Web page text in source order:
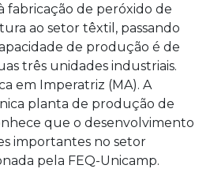
fabricação de peróxido de
ao setor têxtil, passando
de produção é de
três unidades industriais.
em Imperatriz (MA). A
planta de produção de
que o desenvolvimento
importantes no setor
pela FEQ-Unicamp.